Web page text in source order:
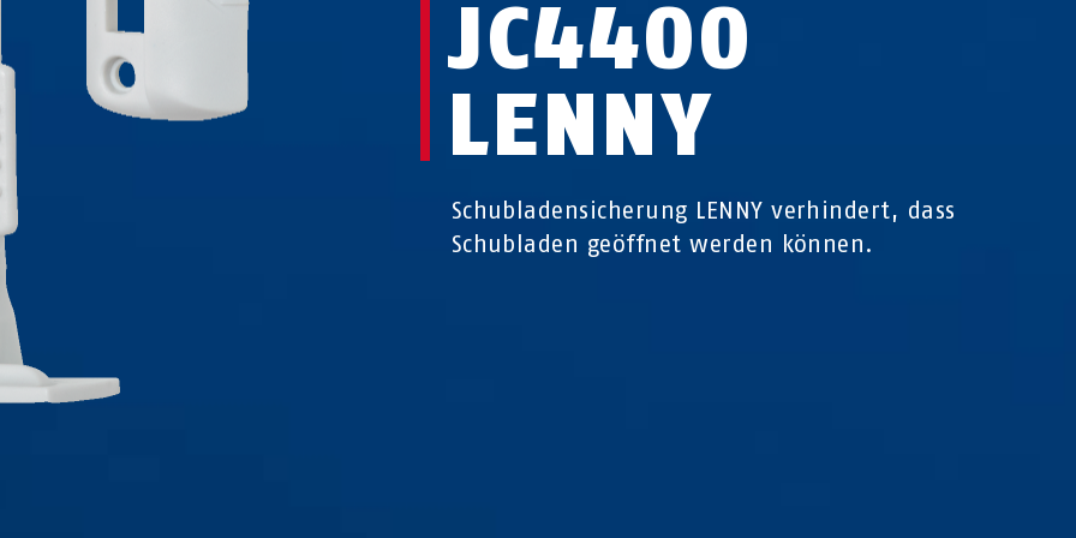
JC4400
LENNY
Schubladensicherung LENNY verhindert, dass
Schubladen geöffnet werden können.